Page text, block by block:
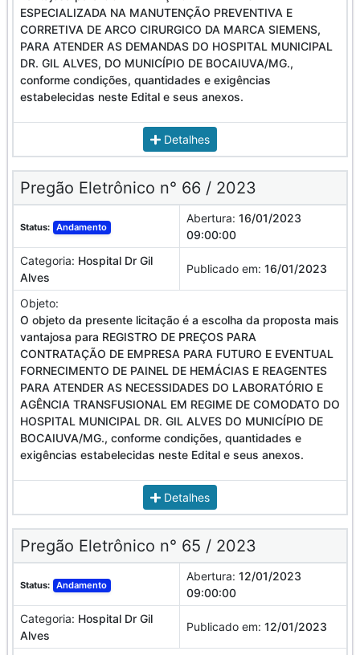
ESPECIALIZADA NA MANUTENÇÃO PREVENTIVA E
CORRETIVA DE ARCO CIRURGICO DA MARCA SIEMENS,
PARA ATENDER AS DEMANDAS DO HOSPITAL MUNICIPAL
DR. GIL ALVES, DO MUNICÍPIO DE BOCAIUVA/MG.,
conforme condições, quantidades e exigências
estabelecidas neste Edital e seus anexos.
Detalhes
Pregão Eletrônico n° 66 / 2023
Status: Andamento
Abertura: 16/01/2023
09:00:00
Categoria: Hospital Dr Gil
Alves
Publicado em: 16/01/2023
Objeto:
O objeto da presente licitação é a escolha da proposta mais
vantajosa para REGISTRO DE PREÇOS PARA
CONTRATAÇÃO DE EMPRESA PARA FUTURO E EVENTUAL
FORNECIMENTO DE PAINEL DE HEMÁCIAS E REAGENTES
PARA ATENDER AS NECESSIDADES DO LABORATÓRIO E
AGÊNCIA TRANSFUSIONAL EM REGIME DE COMODATO DO
HOSPITAL MUNICIPAL DR. GIL ALVES DO MUNICÍPIO DE
BOCAIUVA/MG., conforme condições, quantidades e
exigências estabelecidas neste Edital e seus anexos.
Detalhes
Pregão Eletrônico n° 65 / 2023
Status: Andamento
Abertura: 12/01/2023
09:00:00
Categoria: Hospital Dr Gil
Alves
Publicado em: 12/01/2023